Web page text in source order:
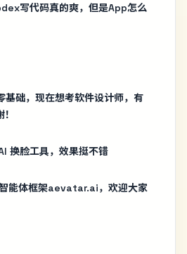
写代码真的爽，但是App怎么
础，现在想考软件设计师，有
换脸工具，效果挺不错
能体框架aevatar.ai，欢迎大家